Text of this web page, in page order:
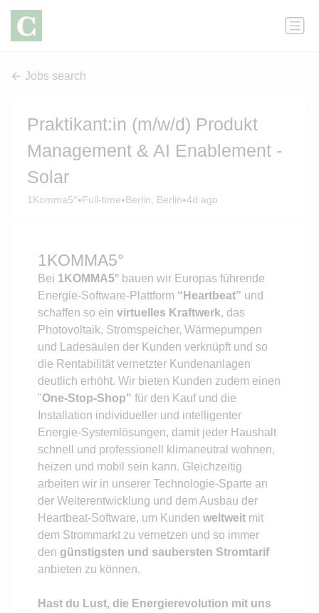
Jobs search
Praktikant:in (m/w/d) Produkt
Management & AI Enablement -
Solar
1Komma5°•Full-time•Berlin, Berlin•4d ago
1KOMMA5°
Bei 1KOMMA5° bauen wir Europas führende
Energie-Software-Plattform “Heartbeat” und
schaffen so ein virtuelles Kraftwerk, das
Photovoltaik, Stromspeicher, Wärmepumpen
und Ladesäulen der Kunden verknüpft und so
die Rentabilität vernetzter Kundenanlagen
deutlich erhöht. Wir bieten Kunden zudem einen
"One-Stop-Shop" für den Kauf und die
Installation individueller und intelligenter
Energie-Systemlösungen, damit jeder Haushalt
schnell und professionell klimaneutral wohnen,
heizen und mobil sein kann. Gleichzeitig
arbeiten wir in unserer Technologie-Sparte an
der Weiterentwicklung und dem Ausbau der
Heartbeat-Software, um Kunden weltweitmit
dem Strommarkt zu vernetzen und so immer
den günstigsten und saubersten Stromtarif
anbieten zu können.
Hast du Lust, die Energierevolution mit uns